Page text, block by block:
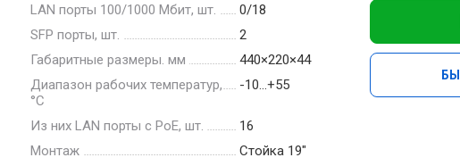
LAN порты 100/1000 Мбит, шт.
0/18
SFP порты, шт.
2
Габаритные размеры. мм
440×220×44
Диапазон рабочих температур,
°С
-10…+55
Из них LAN порты с PoE, шт.
16
Монтаж
Стойка 19"